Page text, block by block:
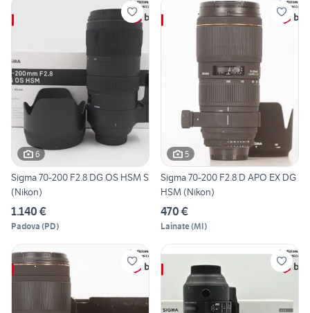
6
Sigma 70-200 F2.8 DG OS HSM S
(Nikon)
1.140 €
Padova (PD)
5
Sigma 70-200 F2.8 D APO EX DG
HSM (Nikon)
470 €
Lainate(MI)